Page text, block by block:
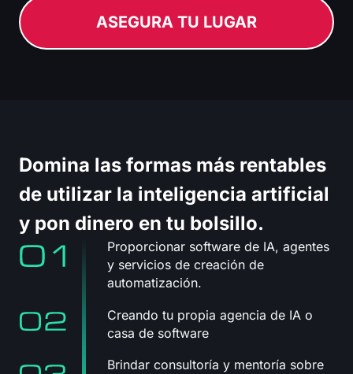
ASEGURA TU LUGAR
Domina las formas más rentables
de utilizar la inteligencia artificial
y pon dinero en tu bolsillo.
Proporcionar software de IA, agentes
y servicios de creación de
automatización.
Creando tu propia agencia de IA o
casa de software
Brindar consultoría y mentoría sobre